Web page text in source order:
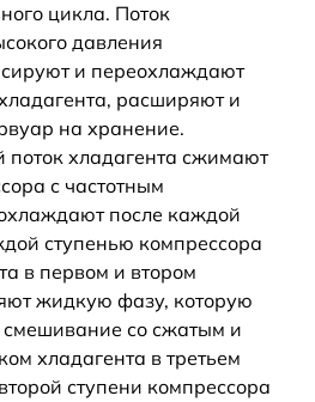
цикла. Поток
давления
и переохлаждают
расширяют и
на хранение.
поток хладагента сжимают
с частотным
после каждой
ступенью компрессора
в первом и втором
жидкую фазу, которую
со сжатым и
хладагента в третьем
ступени компрессора